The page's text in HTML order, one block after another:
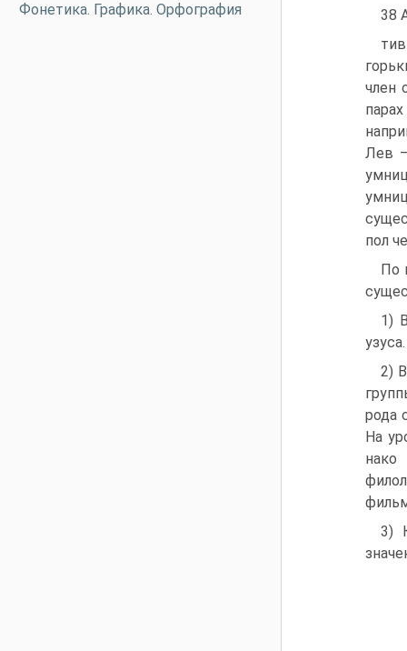
Фонетика. Графика. Орфография
38
член
Лев
пол
По
1)
2)
рода
На
нако
3)